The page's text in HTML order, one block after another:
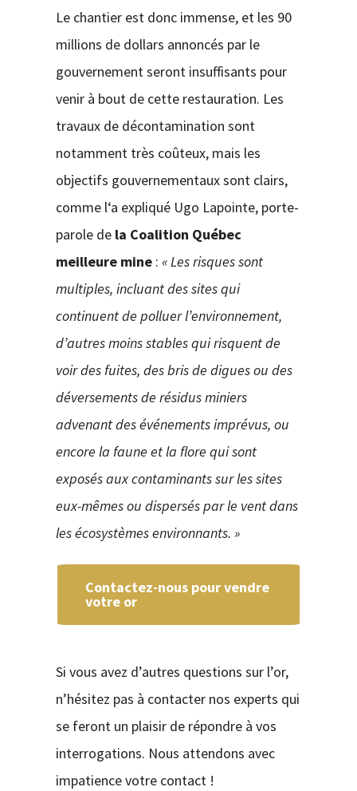
Le chantier est donc immense, et les 90
millions de dollars annoncés par le
gouvernement seront insuffisants pour
venir à bout de cette restauration. Les
travaux de décontamination sont
notamment très coûteux, mais les
objectifs gouvernementaux sont clairs,
comme l‘a expliqué Ugo Lapointe, porte-
parole de la Coalition Québec
meilleure mine : « Les risques sont
multiples, incluant des sites qui
continuent de polluer l’environnement,
d’autres moins stables qui risquent de
voir des fuites, des bris de digues ou des
déversements de résidus miniers
advenant des événements imprévus, ou
encore la faune et la flore qui sont
exposés aux contaminants sur les sites
eux-mêmes ou dispersés par le vent dans
les écosystèmes environnants. »
Contactez-nous pour vendre
votre or
Si vous avez d’autres questions sur l’or,
n’hésitez pas à contacter nos experts qui
se feront un plaisir de répondre à vos
interrogations. Nous attendons avec
impatience votre contact !